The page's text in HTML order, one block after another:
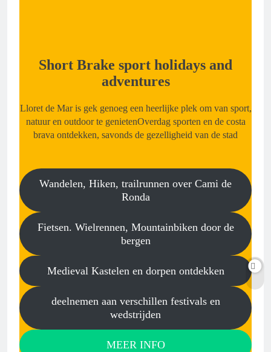
Short Brake sport holidays and
adventures
Lloret de Mar is gek genoeg een heerlijke plek om van sport,
natuur en outdoor te genietenOverdag sporten en de costa
brava ontdekken, savonds de gezelligheid van de stad
Wandelen, Hiken, trailrunnen over Cami de
Ronda
Fietsen. Wielrennen, Mountainbiken door de
bergen
Medieval Kastelen en dorpen ontdekken
deelnemen aan verschillen festivals en
wedstrijden
MEER INFO